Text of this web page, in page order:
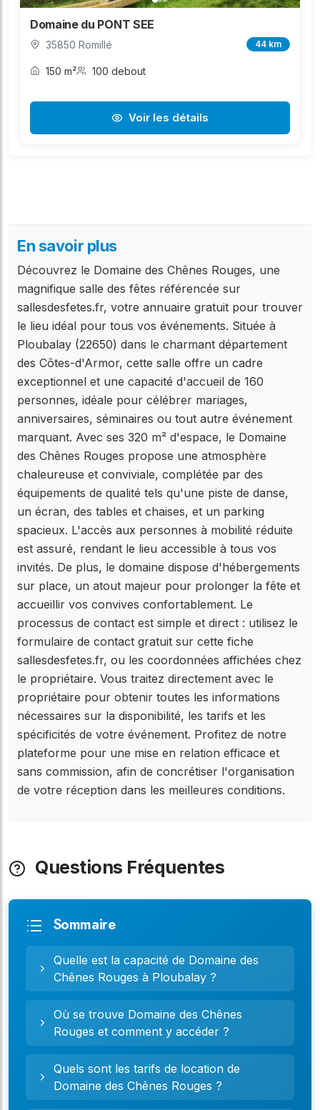
Domaine du PONT SEE
35850 Romillé 44 km
150 m² 100 debout
Voir les détails
En savoir plus
Découvrez le Domaine des Chênes Rouges, une
magnifique salle des fêtes référencée sur
sallesdesfetes.fr, votre annuaire gratuit pour trouver
le lieu idéal pour tous vos événements. Située à
Ploubalay (22650) dans le charmant département
des Côtes-d'Armor, cette salle offre un cadre
exceptionnel et une capacité d'accueil de 160
personnes, idéale pour célébrer mariages,
anniversaires, séminaires ou tout autre événement
marquant. Avec ses 320 m² d'espace, le Domaine
des Chênes Rouges propose une atmosphère
chaleureuse et conviviale, complétée par des
équipements de qualité tels qu'une piste de danse,
un écran, des tables et chaises, et un parking
spacieux. L'accès aux personnes à mobilité réduite
est assuré, rendant le lieu accessible à tous vos
invités. De plus, le domaine dispose d'hébergements
sur place, un atout majeur pour prolonger la fête et
accueillir vos convives confortablement. Le
processus de contact est simple et direct : utilisez le
formulaire de contact gratuit sur cette fiche
sallesdesfetes.fr, ou les coordonnées affichées chez
le propriétaire. Vous traitez directement avec le
propriétaire pour obtenir toutes les informations
nécessaires sur la disponibilité, les tarifs et les
spécificités de votre événement. Profitez de notre
plateforme pour une mise en relation efficace et
sans commission, afin de concrétiser l'organisation
de votre réception dans les meilleures conditions.
Questions Fréquentes
Sommaire
Quelle est la capacité de Domaine des
Chênes Rouges à Ploubalay ?
Où se trouve Domaine des Chênes
Rouges et comment y accéder ?
Quels sont les tarifs de location de
Domaine des Chênes Rouges ?